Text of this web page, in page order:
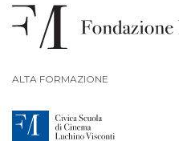
ALTA FORMAZIONE